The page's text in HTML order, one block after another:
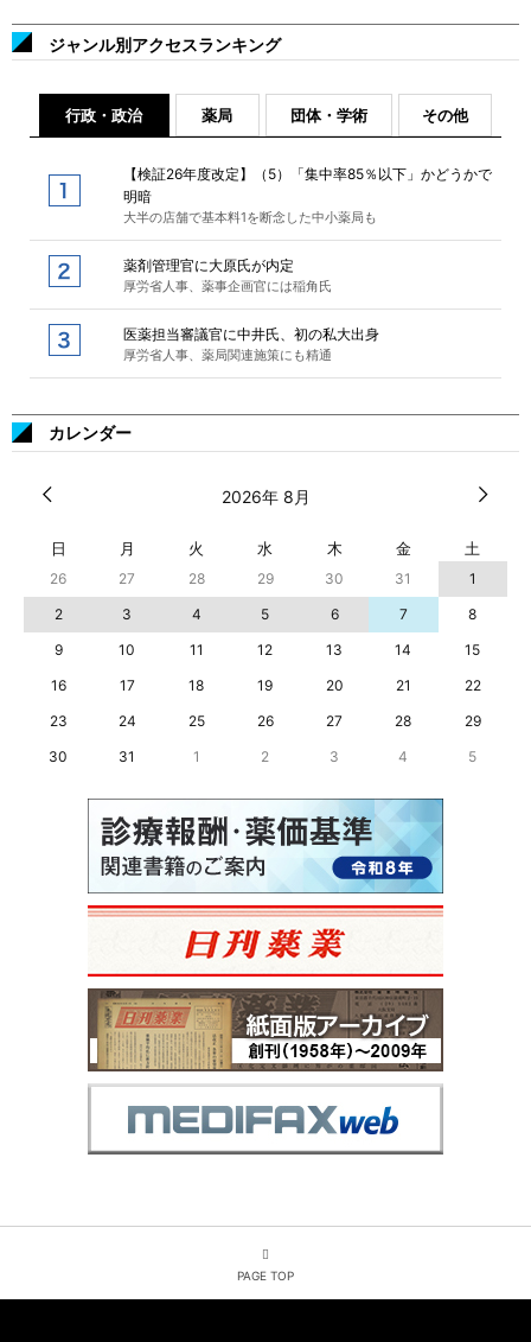
ジャンル別アクセスランキング
行政・政治 薬局 団体・学術 その他
【検証26年度改定】（5）「集中率85％以下」かどうかで
明暗
大半の店舗で基本料1を断念した中小薬局も
薬剤管理官に大原氏が内定
厚労省人事、薬事企画官には稲角氏
医薬担当審議官に中井氏、初の私大出身
厚労省人事、薬局関連施策にも精通
カレンダー
2026年 8月
日 月 火 水 木 金 土
26 27 28 29 30 31
1
2
3 4 5 6 7
8
9
10 11 12 13 14
15
16
17 18 19 20 21
22
23
24 25 26 27 28
29
30
31 1 2 3 4 5
PAGE TOP